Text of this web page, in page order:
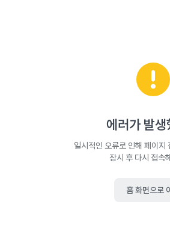
에러가 발생
일시적인 오류로 인해 페이지
잠시 후 다시 접속
홈 화면으로